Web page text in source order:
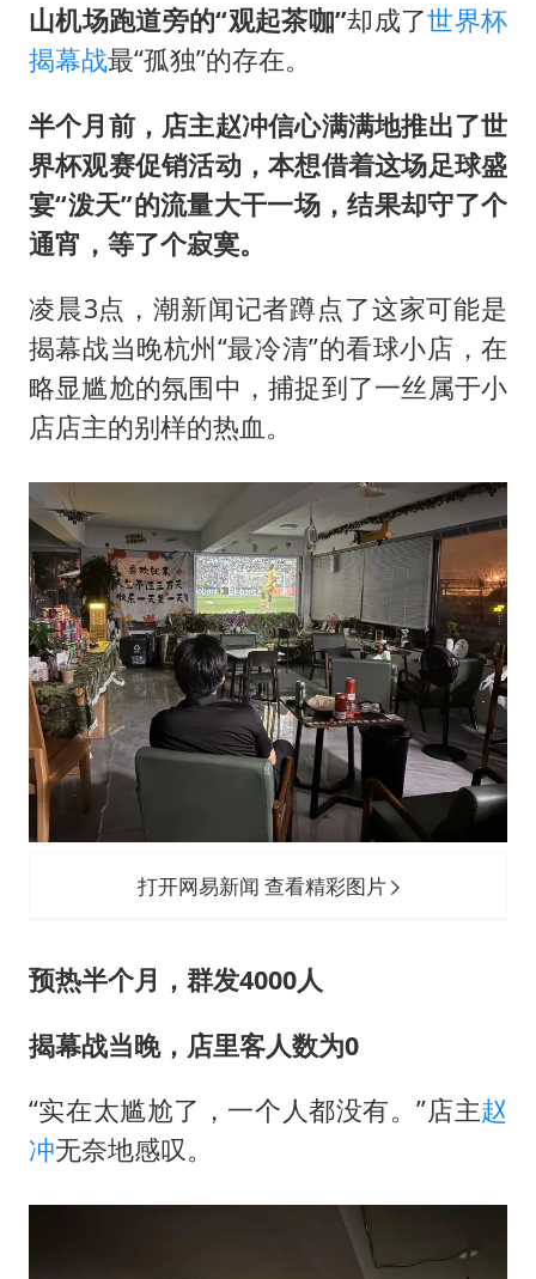
山机场跑道旁的“观起茶咖”却成了世界杯
揭幕战最“孤独”的存在。
半个月前， 店主赵冲信心满满地推出了世
界杯观赛促销活动，本想借着这场足球盛
宴“泼天”的流量大干一场，结果却守了个
通宵，等了个寂寞。
凌晨3点，潮新闻记者蹲点了这家可能是
揭幕战当晚杭州“最冷清”的看球小店，在
略显尴尬的氛围中，捕捉到了一丝属于小
店店主的别样的热血。
打开网易新闻 查看精彩图片
预热半个月，群发4000人
揭幕战当晚，店里客人数为0
“实在太尴尬了，一个人都没有。”店主赵
冲无奈地感叹。